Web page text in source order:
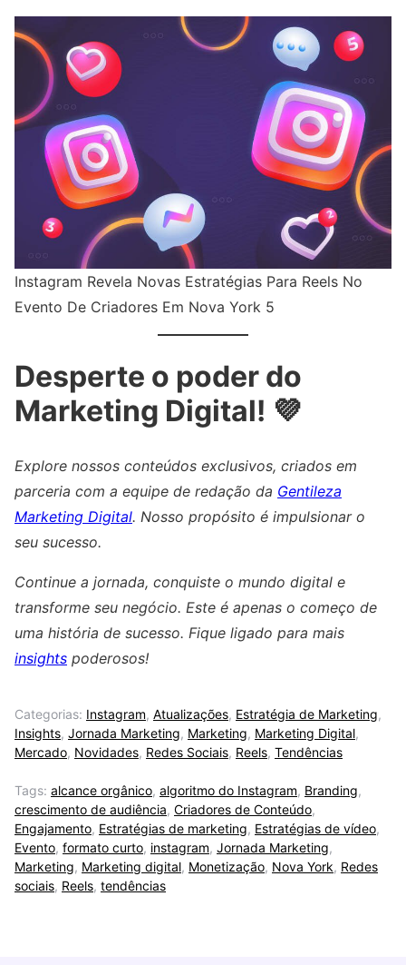
Instagram Revela Novas Estratégias Para Reels No
Evento De Criadores Em Nova York 5
Desperte o poder do
Marketing Digital! 💜
Explore nossos conteúdos exclusivos, criados em
parceria com a equipe de redação da Gentileza
Marketing Digital. Nosso propósito é impulsionar o
seu sucesso.
Continue a jornada, conquiste o mundo digital e
transforme seu negócio. Este é apenas o começo de
uma história de sucesso. Fique ligado para mais
insights poderosos!
Categorias: Instagram, Atualizações, Estratégia de Marketing,
Insights, Jornada Marketing, Marketing, Marketing Digital,
Mercado, Novidades, Redes Sociais, Reels, Tendências
Tags: alcance orgânico, algoritmo do Instagram, Branding,
crescimento de audiência, Criadores de Conteúdo,
Engajamento, Estratégias de marketing, Estratégias de vídeo,
Evento, formato curto, instagram, Jornada Marketing,
Marketing, Marketing digital, Monetização, Nova York, Redes
sociais, Reels, tendências